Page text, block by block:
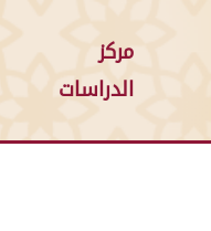
مركز
الدراسات